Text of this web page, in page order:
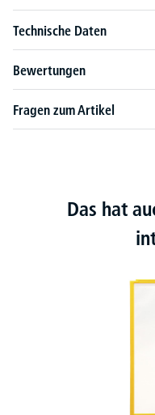
Technische Daten
Bewertungen
Fragen zum Artikel
Das hat